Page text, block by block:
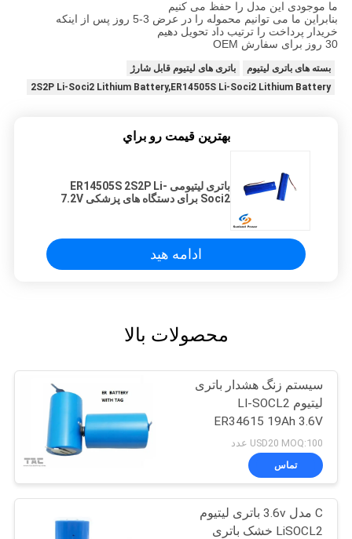
ما موجودی این مدل را حفظ می کنیم
بنابراین ما می توانیم محموله را در عرض 3-5 روز پس از اینکه
خریدار پرداخت را ترتیب داد تحویل دهیم
30 روز برای سفارش OEM
بسته های باتری لیتیوم
باتری های لیتیوم قابل شارژ
2S2P Li-Soci2 Lithium Battery,ER14505S Li-Soci2 Lithium Battery
بهترين قيمت رو براي
باتری لیتیومی ER14505S 2S2P Li-
Soci2 برای دستگاه های پزشکی 7.2V
ادامه هید
محصولات بالا
سیستم زنگ هشدار باتری
لیتیوم LI-SOCL2
ER34615 19Ah 3.6V
USD20 MOQ:100 عدد
تماس
C مدل 3.6v باتری لیتیوم
LiSOCL2 خشک باتری